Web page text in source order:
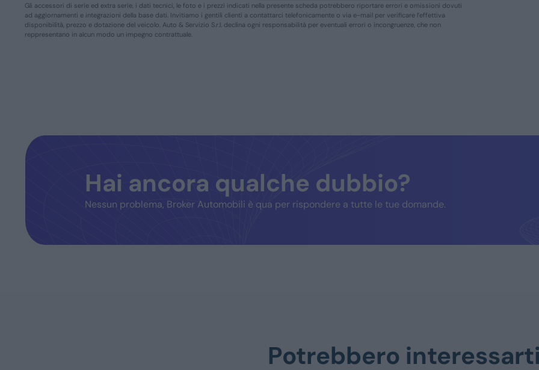
Gli accessori di serie ed extra serie, i dati tecnici, le foto e i prezzi indicati nella presente scheda potrebbero riportare errori e omissioni dovuti
ad aggiornamenti e integrazioni della base dati. Invitiamo i gentili clienti a contattarci telefonicamente o via e-mail per verificare l’effettiva
disponibilità, prezzo e dotazione del veicolo. Auto & Servizio S.r.l. declina ogni responsabilità per eventuali errori o incongruenze, che non
reppresentano in alcun modo un impegno contrattuale.
Hai ancora qualche dubbio?
Nessun problema, Broker Automobili è qua per rispondere a tutte le tue domande.
Potrebbero